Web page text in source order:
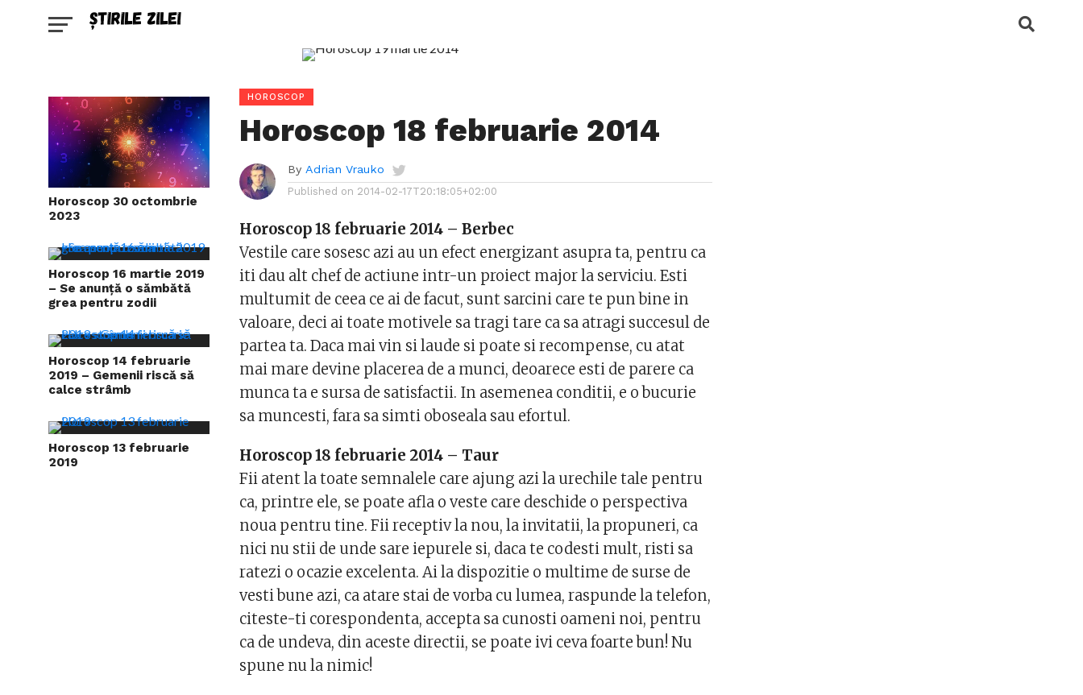
Horoscop 30 octombrie
2023
Horoscop 16 martie 2019
– Se anunță o sămbătă
grea pentru zodii
Horoscop 14 februarie
2019 – Gemenii riscă să
calce strâmb
Horoscop 13 februarie
2019
HOROSCOP
Horoscop 18 februarie 2014
By Adrian Vrauko
Published on 2014-02-17T20:18:05+02:00
Horoscop 18 februarie 2014 – Berbec
Vestile care sosesc azi au un efect energizant asupra ta, pentru ca
iti dau alt chef de actiune intr-un proiect major la serviciu. Esti
multumit de ceea ce ai de facut, sunt sarcini care te pun bine in
valoare, deci ai toate motivele sa tragi tare ca sa atragi succesul de
partea ta. Daca mai vin si laude si poate si recompense, cu atat
mai mare devine placerea de a munci, deoarece esti de parere ca
munca ta e sursa de satisfactii. In asemenea conditii, e o bucurie
sa muncesti, fara sa simti oboseala sau efortul.
Horoscop 18 februarie 2014 – Taur
Fii atent la toate semnalele care ajung azi la urechile tale pentru
ca, printre ele, se poate afla o veste care deschide o perspectiva
noua pentru tine. Fii receptiv la nou, la invitatii, la propuneri, ca
nici nu stii de unde sare iepurele si, daca te codesti mult, risti sa
ratezi o ocazie excelenta. Ai la dispozitie o multime de surse de
vesti bune azi, ca atare stai de vorba cu lumea, raspunde la telefon,
citeste-ti corespondenta, accepta sa cunosti oameni noi, pentru
ca de undeva, din aceste directii, se poate ivi ceva foarte bun! Nu
spune nu la nimic!